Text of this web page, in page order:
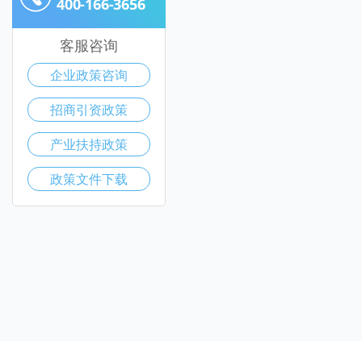
客服咨询
企业政策咨询
招商引资政策
产业扶持政策
政策文件下载